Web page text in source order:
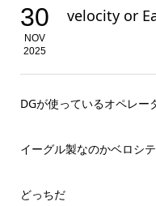
30
NOV
2025
velocity or
DGが使っているオペレー
イーグル製なのかベロシ
どっちだ